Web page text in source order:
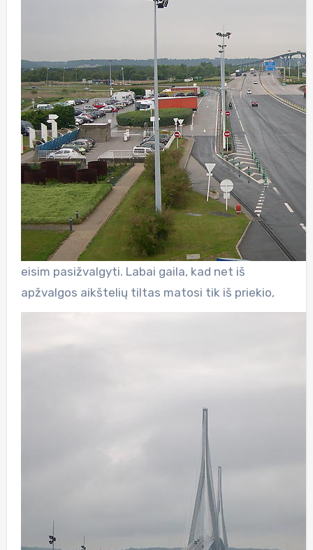
eisim pasižvalgyti. Labai gaila, kad net iš
apžvalgos aikštelių tiltas matosi tik iš priekio,